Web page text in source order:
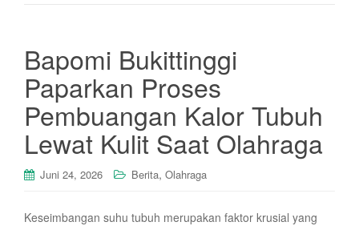
Bapomi Bukittinggi
Paparkan Proses
Pembuangan Kalor Tubuh
Lewat Kulit Saat Olahraga
Juni 24, 2026 Berita, Olahraga
Keseimbangan suhu tubuh merupakan faktor krusial yang